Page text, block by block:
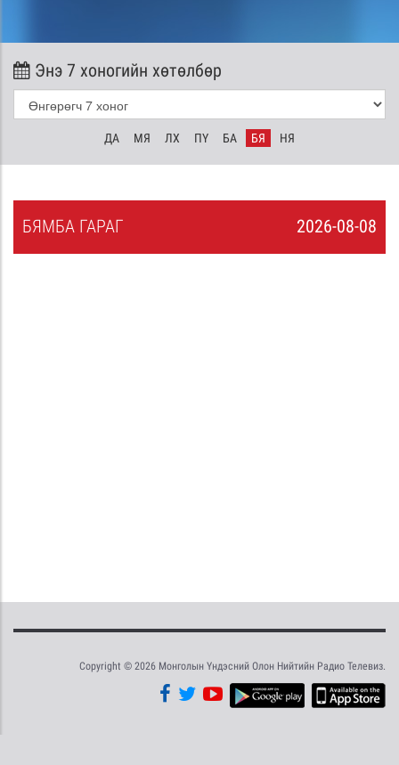
Энэ 7 хоногийн хөтөлбөр
ДА МЯ ЛХ ПҮ БА БЯ НЯ
2026-08-08
БЯМБА ГАРАГ
Copyright © 2026 Монголын Үндэсний Олон Нийтийн Радио Телевиз.